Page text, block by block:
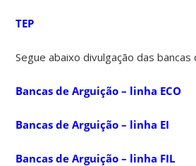
TEP
Segue abaixo divulgação das bancas
Bancas de Arguição – linha ECO
Bancas de Arguição – linha EI
Bancas de Arguição – linha FIL